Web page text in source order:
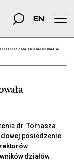
szukana fraza
Szukaj
EN
OBRADOWAŁA
dr. Tomasza
posiedzenie
działów